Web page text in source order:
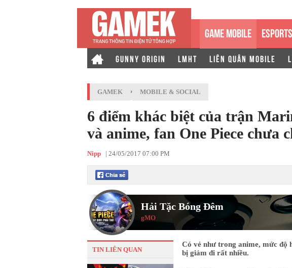
GAME MOBILE ESPORTS
GUNNY ORIGIN LMHT LIÊN QUÂN MOBILE
GAMEK › MOBILE & SOCIAL
6 điểm khác biệt của trận
và anime, fan One Piece chưa
Nipp | 24/05/2017 07:00 PM
Hải Tặc Bóng Đêm
gMO
TIN LIÊN QUAN
Có vẻ như trong anime, mức độ
bị giảm đi rất nhiều.